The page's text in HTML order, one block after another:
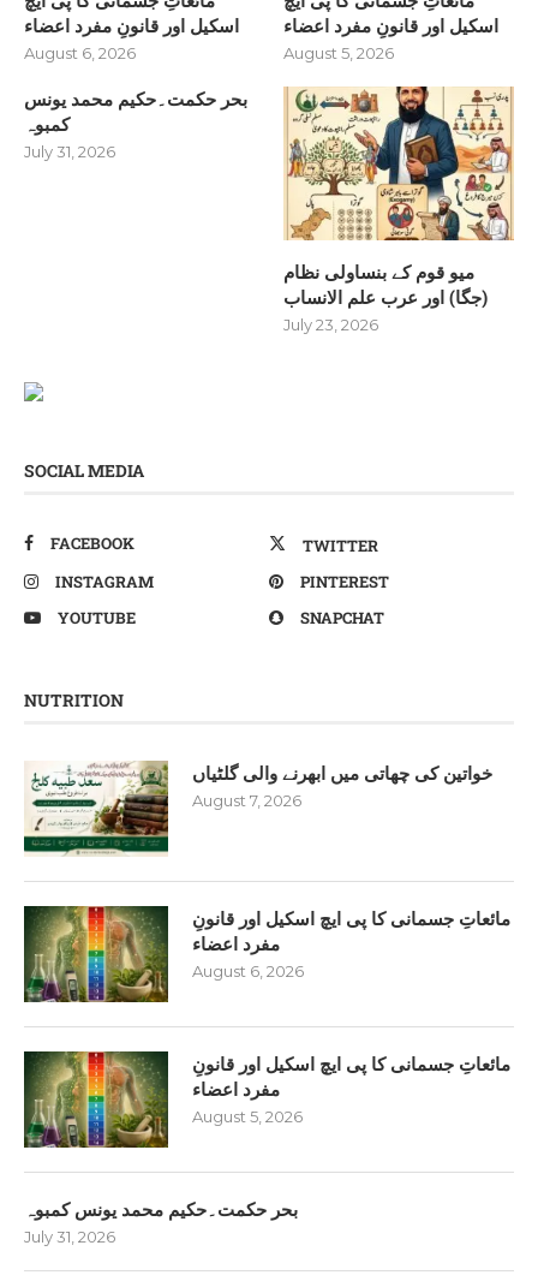
اسکیل اور قانونِ مفرد اعضاء
August 6, 2026
اسکیل اور قانونِ مفرد اعضاء
August 5, 2026
بحر حکمت۔حکیم محمد یونس
کمبوہ
July 31, 2026
میو قوم کے بنساولی نظام
(جگا) اور عرب علم الانساب
July 23, 2026
SOCIAL MEDIA
FACEBOOK
TWITTER
INSTAGRAM
PINTEREST
YOUTUBE
SNAPCHAT
NUTRITION
خواتین کی چھاتی میں ابھرنے والی گلٹیاں
August 7, 2026
مائعاتِ جسمانی کا پی ایچ اسکیل اور قانونِ
مفرد اعضاء
August 6, 2026
مائعاتِ جسمانی کا پی ایچ اسکیل اور قانونِ
مفرد اعضاء
August 5, 2026
بحر حکمت۔حکیم محمد یونس کمبوہ
July 31, 2026